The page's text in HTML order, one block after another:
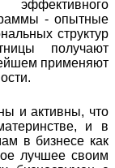
эффективного
- опытные
структур
получают
применяют
и активны, что
и в
в бизнесе как
лучшее своим